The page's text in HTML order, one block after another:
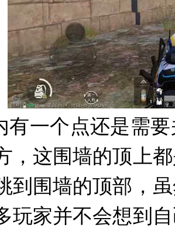
有一个点还是需
，这围墙的顶上
到围墙的顶部，
玩家并不会想到